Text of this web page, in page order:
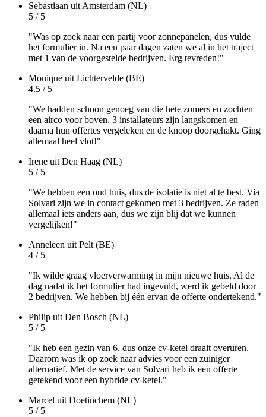
Sebastiaan uit Amsterdam (NL)
5 / 5
"Was op zoek naar een partij voor zonnepanelen, dus vulde
het formulier in. Na een paar dagen zaten we al in het traject
met 1 van de voorgestelde bedrijven. Erg tevreden!"
Monique uit Lichtervelde (BE)
4.5 / 5
"We hadden schoon genoeg van die hete zomers en zochten
een airco voor boven. 3 installateurs zijn langskomen en
daarna hun offertes vergeleken en de knoop doorgehakt. Ging
allemaal heel vlot!"
Irene uit Den Haag (NL)
5 / 5
"We hebben een oud huis, dus de isolatie is niet al te best. Via
Solvari zijn we in contact gekomen met 3 bedrijven. Ze raden
allemaal iets anders aan, dus we zijn blij dat we kunnen
vergelijken!"
Anneleen uit Pelt (BE)
4 / 5
"Ik wilde graag vloerverwarming in mijn nieuwe huis. Al de
dag nadat ik het formulier had ingevuld, werd ik gebeld door
2 bedrijven. We hebben bij één ervan de offerte ondertekend."
Philip uit Den Bosch (NL)
5 / 5
"Ik heb een gezin van 6, dus onze cv-ketel draait overuren.
Daarom was ik op zoek naar advies voor een zuiniger
alternatief. Met de service van Solvari heb ik een offerte
getekend voor een hybride cv-ketel."
Marcel uit Doetinchem (NL)
5 / 5